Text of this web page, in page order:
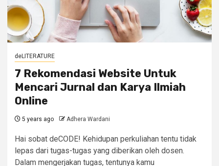
deLITERATURE
7 Rekomendasi Website Untuk
Mencari Jurnal dan Karya Ilmiah
Online
5 years ago Adhera Wardani
Hai sobat deCODE! Kehidupan perkuliahan tentu tidak
lepas dari tugas-tugas yang diberikan oleh dosen.
Dalam mengerjakan tugas, tentunya kamu